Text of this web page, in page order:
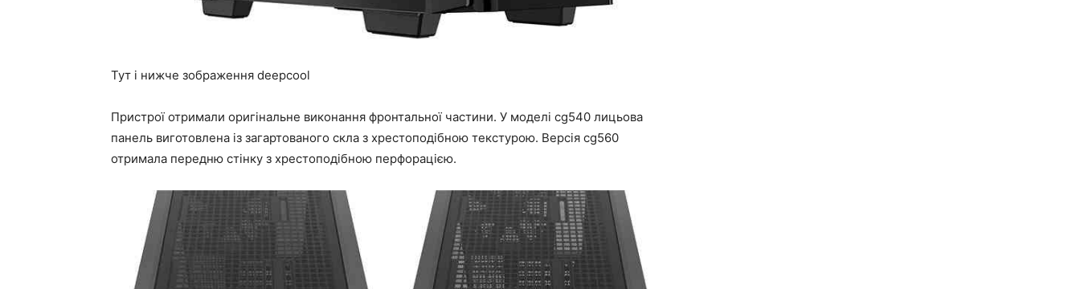
Тут і нижче зображення deepcool
Пристрої отримали оригінальне виконання фронтальної частини. У моделі cg540 лицьова
панель виготовлена із загартованого скла з хрестоподібною текстурою. Версія cg560
отримала передню стінку з хрестоподібною перфорацією.